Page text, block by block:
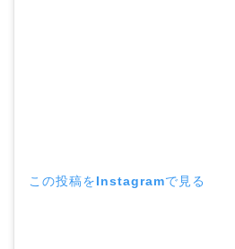
この投稿をInstagramで見る